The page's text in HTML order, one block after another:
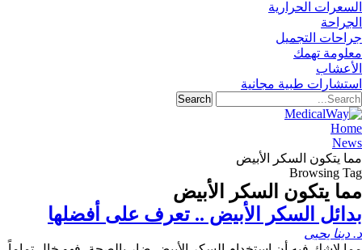
السعرات الحرارية
الجراحة
جراحات التجميل
معلومة تهمك
الأعشاب
استشارات طبية مجانية
Home
News
مما يتكون السكر الأبيض
Browsing Tag
مما يتكون السكر الأبيض
بدائل السكر الأبيض .. تعرف على أفضلها
د. دينا يحيى